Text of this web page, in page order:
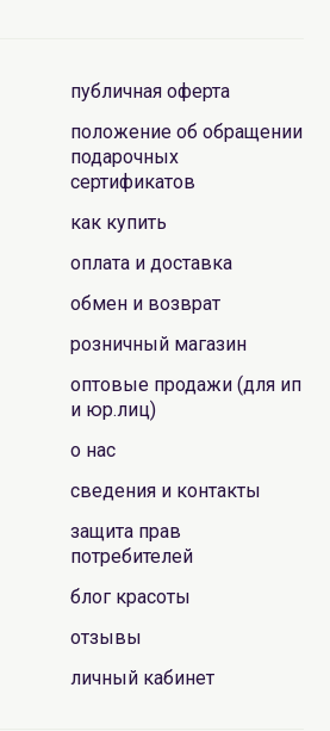
публичная оферта
положение об обращении
подарочных
сертификатов
как купить
оплата и доставка
обмен и возврат
розничный магазин
оптовые продажи (для ип
и юр.лиц)
о нас
сведения и контакты
защита прав
потребителей
блог красоты
отзывы
личный кабинет